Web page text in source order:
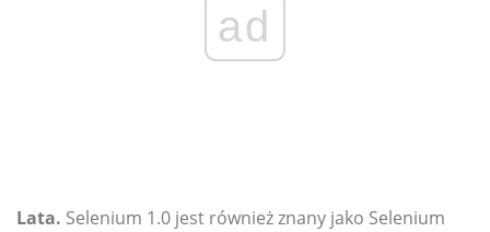
ad
Lata. Selenium 1.0 jest również znany jako Selenium